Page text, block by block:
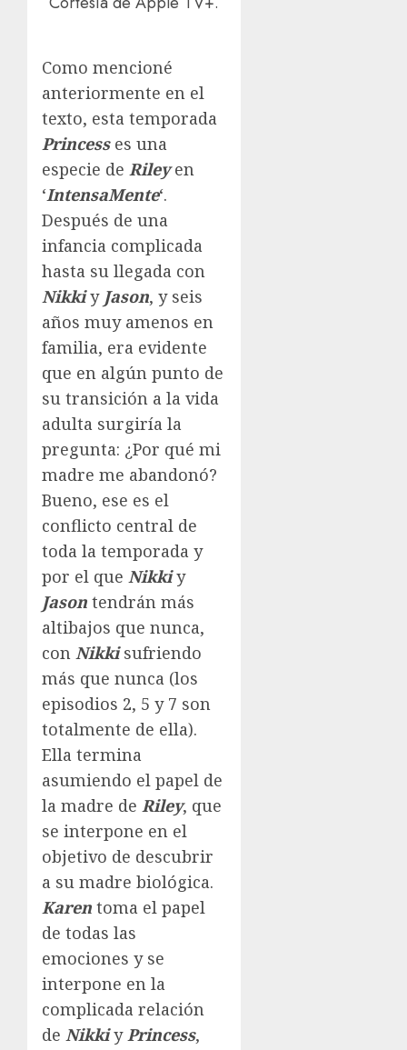
Como mencioné
anteriormente en el
texto, esta temporada
Princesses una
especie de Rileyen
‘IntensaMente‘.
Después de una
infancia complicada
hasta su llegada con
Nikkiy Jason, y seis
años muy amenos en
familia, era evidente
que en algún punto de
su transición a la vida
adulta surgiría la
pregunta: ¿Por qué mi
madre me abandonó?
Bueno, ese es el
conflicto central de
toda la temporada y
por el que Nikkiy
Jason tendrán más
altibajos que nunca,
con Nikkisufriendo
más que nunca (los
episodios 2, 5 y 7 son
totalmente de ella).
Ella termina
asumiendo el papel de
la madre de Riley, que
se interpone en el
objetivo de descubrir
a su madre biológica.
Karen toma el papel
de todas las
emociones y se
interpone en la
complicada relación
de NikkiyPrincess,